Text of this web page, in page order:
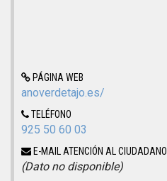
PÁGINA WEB
anoverdetajo.es/
TELÉFONO
925 50 60 03
E-MAIL ATENCIÓN AL CIUDADANO
(Dato no disponible)